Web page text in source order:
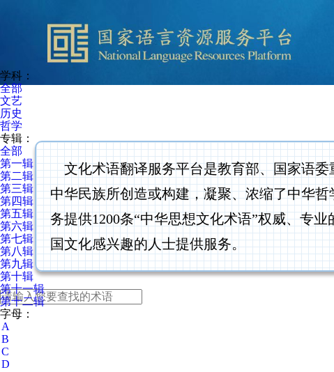
文化术语翻译服务平台是教育部、国家语委
中华民族所创造或构建，凝聚、浓缩了中华
务提供1200条“中华思想文化术语”权威、专
国文化感兴趣的人士提供服务。
学科：
全部
文艺
历史
哲学
专辑：
全部
第一辑
第二辑
第三辑
第四辑
第五辑
第六辑
第七辑
第八辑
第九辑
第十辑
第十一辑
第十二辑
字母：
A
B
C
D